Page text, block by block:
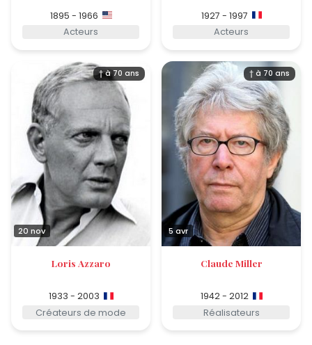
1895 - 1966
Acteurs
1927 - 1997
Acteurs
† à 70 ans
20 nov
Loris Azzaro
1933 - 2003
Créateurs de mode
† à 70 ans
5 avr
Claude Miller
1942 - 2012
Réalisateurs